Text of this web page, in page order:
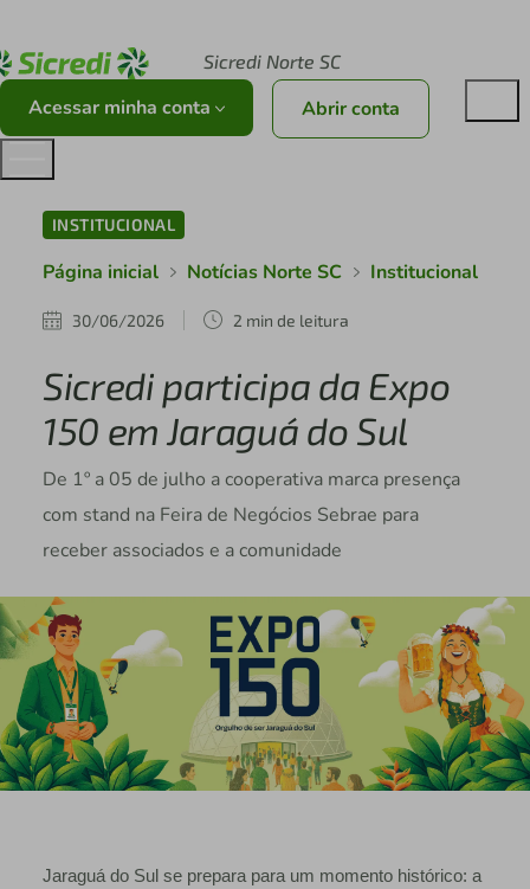
Sicredi Norte SC
Acessar minha conta Abrir conta
INSTITUCIONAL
Página inicial Notícias Norte SC Institucional
30/06/2026 2 min de leitura
Sicredi participa da Expo
150 em Jaraguá do Sul
De 1º a 05 de julho a cooperativa marca presença
com stand na Feira de Negócios Sebrae para
receber associados e a comunidade
Jaraguá do Sul se prepara para um momento histórico: a